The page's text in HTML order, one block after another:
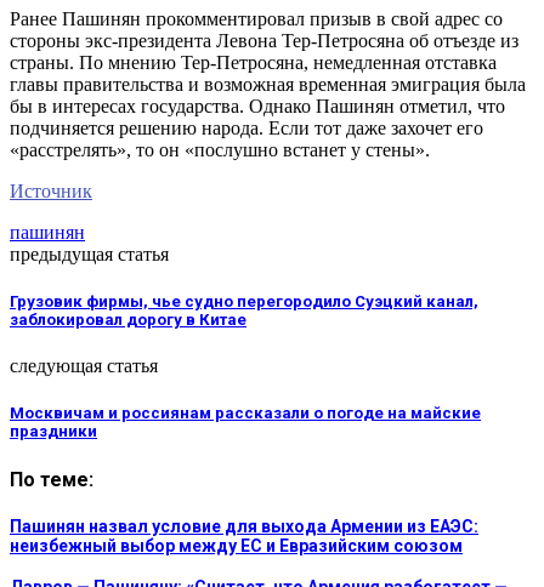
Ранее Пашинян прокомментировал призыв в свой адрес со
стороны экс-президента Левона Тер-Петросяна об отъезде из
страны. По мнению Тер-Петросяна, немедленная отставка
главы правительства и возможная временная эмиграция была
бы в интересах государства. Однако Пашинян отметил, что
подчиняется решению народа. Если тот даже захочет его
«расстрелять», то он «послушно встанет у стены».
Источник
пашинян
предыдущая статья
Грузовик фирмы, чье судно перегородило Суэцкий канал,
заблокировал дорогу в Китае
следующая статья
Москвичам и россиянам рассказали о погоде на майские
праздники
По теме:
Пашинян назвал условие для выхода Армении из ЕАЭС:
неизбежный выбор между ЕС и Евразийским союзом